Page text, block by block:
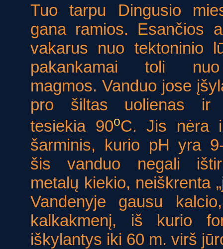
Tuo tarpu Dingusio
gana ramios. Esančios
vakarus nuo tektoninio
pakankamai toli
magmos. Vanduo jose
pro šiltas uolienas ir
tesiekia 90oC. Jis nėra
šarminis, kurio pH yra
šis vanduo negali
metalų kiekio, neiškrenta
Vandenyje gausu
kalkakmenį, iš kurio
iškylantys iki 60 m. virš